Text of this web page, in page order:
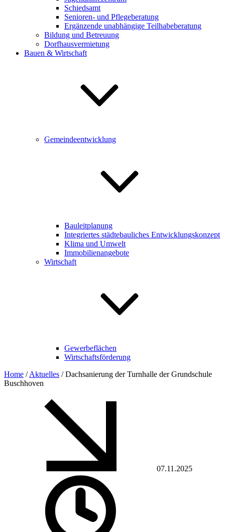
Schiedsamt
Senioren- und Pflegeberatung
Ergänzende unabhängige Teilhabeberatung
Bildung und Betreuung
Dorfhausvermietung
Bauen & Wirtschaft
Gemeindeentwicklung
Bauleitplanung
Integriertes städtebauliches Entwicklungskonzept
Klima und Umwelt
Immobilienangebote
Wirtschaft
Gewerbeflächen
Wirtschaftsförderung
Home /Aktuelles /Dachsanierung der Turnhalle der Grundschule
Buschhoven
07.11.2025